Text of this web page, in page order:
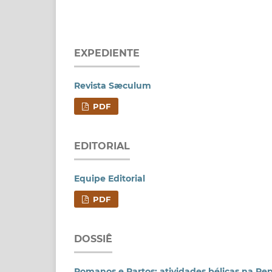
EXPEDIENTE
Revista Sæculum
PDF
EDITORIAL
Equipe Editorial
PDF
DOSSIÊ